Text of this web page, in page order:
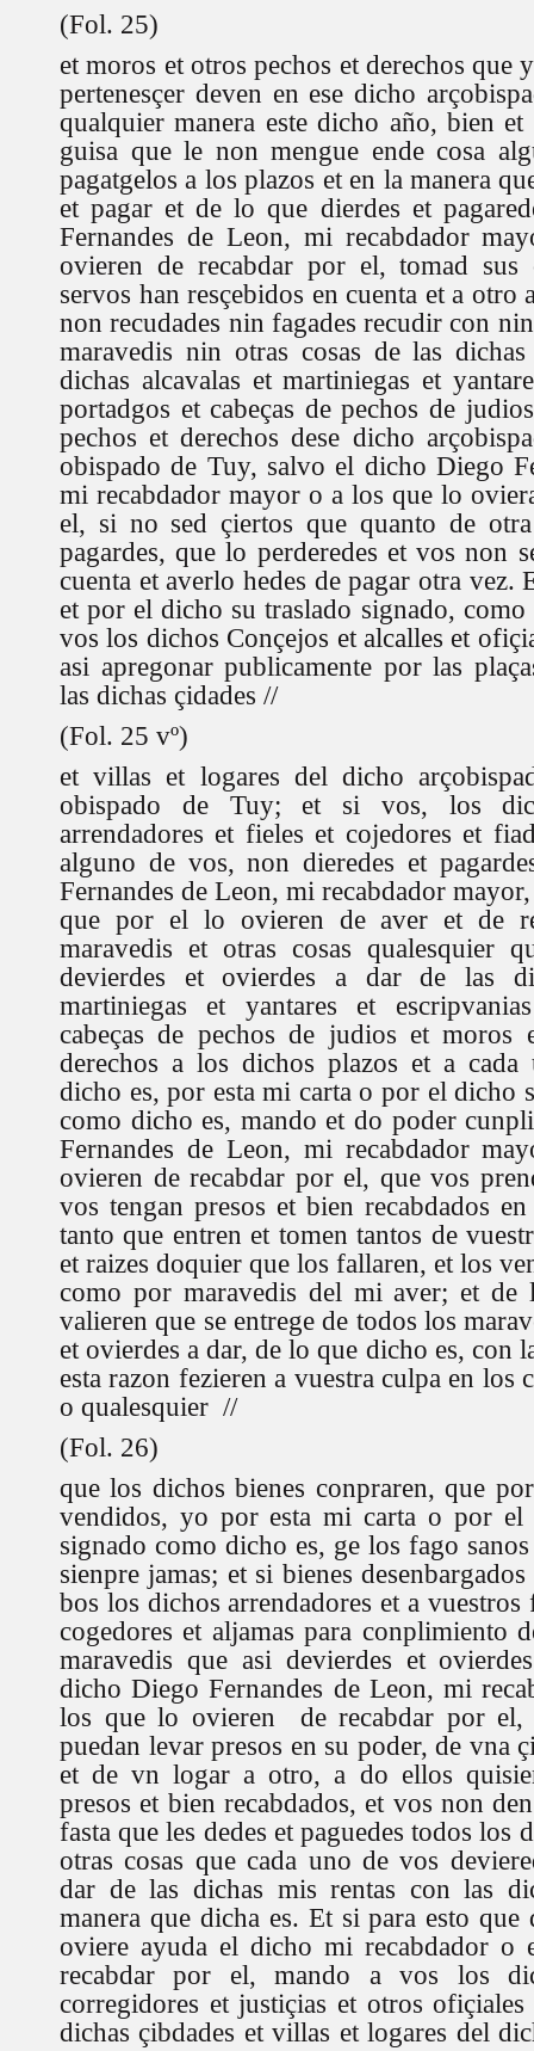
(Fol. 25)
et moros et otros pechos et derechos que
pertenesçer deven en ese dicho
qualquier manera este dicho año, bien et
guisa que le non mengue ende cosa
pagatgelos a los plazos et en la manera
et pagar et de lo que dierdes et
Fernandes de Leon, mi recabdador
ovieren de recabdar por el, tomad sus
servos han resçebidos en cuenta et a otro
non recudades nin fagades recudir con
maravedis nin otras cosas de las
dichas alcavalas et martiniegas et
portadgos et cabeças de pechos de
pechos et derechos dese dicho
obispado de Tuy, salvo el dicho Diego
mi recabdador mayor o a los que lo
el, si no sed çiertos que quanto de
pagardes, que lo perderedes et vos non
cuenta et averlo hedes de pagar otra vez.
et por el dicho su traslado signado,
vos los dichos Conçejos et alcalles et
asi apregonar publicamente por las
las dichas çidades //
(Fol. 25 vº)
et villas et logares del dicho
obispado de Tuy; et si vos, los
arrendadores et fieles et cojedores et
alguno de vos, non dieredes et
Fernandes de Leon, mi recabdador
que por el lo ovieren de aver et de
maravedis et otras cosas qualesquier
devierdes et ovierdes a dar de las
martiniegas et yantares et
cabeças de pechos de judios et moros
derechos a los dichos plazos et a cada
dicho es, por esta mi carta o por el dicho
como dicho es, mando et do poder
Fernandes de Leon, mi recabdador
ovieren de recabdar por el, que vos
vos tengan presos et bien recabdados
tanto que entren et tomen tantos de
et raizes doquier que los fallaren, et los
como por maravedis del mi aver; et de
valieren que se entrege de todos los
et ovierdes a dar, de lo que dicho es, con
esta razon fezieren a vuestra culpa en los
o qualesquier //
(Fol. 26)
que los dichos bienes conpraren, que
vendidos, yo por esta mi carta o por el
signado como dicho es, ge los fago
sienpre jamas; et si bienes
bos los dichos arrendadores et a vuestros
cogedores et aljamas para conplimiento
maravedis que asi devierdes et
dicho Diego Fernandes de Leon, mi
los que lo ovieren de recabdar por el,
puedan levar presos en su poder, de vna
et de vn logar a otro, a do ellos
presos et bien recabdados, et vos non
fasta que les dedes et paguedes todos los
otras cosas que cada uno de vos
dar de las dichas mis rentas con las
manera que dicha es. Et si para esto que
oviere ayuda el dicho mi recabdador o
recabdar por el, mando a vos los
corregidores et justiçias et otros ofiçiales
dichas çibdades et villas et logares del